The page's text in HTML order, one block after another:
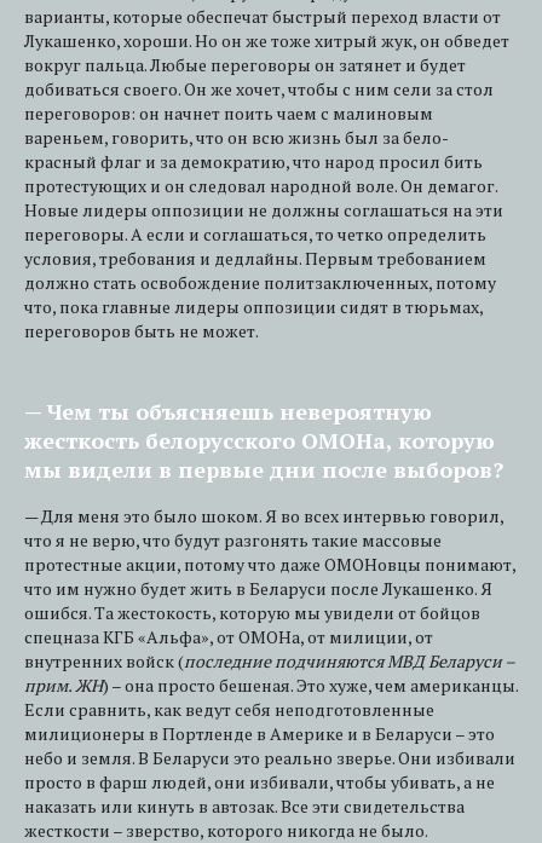
варианты, которые обеспечат быстрый переход власти от
Лукашенко, хороши. Но он же тоже хитрый жук, он обведет
вокруг пальца. Любые переговоры он затянет и будет
добиваться своего. Он же хочет, чтобы с ним сели за стол
переговоров: он начнет поить чаем с малиновым
вареньем, говорить, что он всю жизнь был за бело-
красный флаг и за демократию, что народ просил бить
протестующих и он следовал народной воле. Он демагог.
Новые лидеры оппозиции не должны соглашаться на эти
переговоры. А если и соглашаться, то четко определить
условия, требования и дедлайны. Первым требованием
должно стать освобождение политзаключенных, потому
что, пока главные лидеры оппозиции сидят в тюрьмах,
переговоров быть не может.
— Чем ты объясняешь невероятную
жесткость белорусского ОМОНа, которую
мы видели в первые дни после выборов?
— Для меня это было шоком. Я во всех интервью говорил,
что я не верю, что будут разгонять такие массовые
протестные акции, потому что даже ОМОНовцы понимают,
что им нужно будет жить в Беларуси после Лукашенко. Я
ошибся. Та жестокость, которую мы увидели от бойцов
спецназа КГБ «Альфа», от ОМОНа, от милиции, от
внутренних войск (последние подчиняются МВД Беларуси –
прим. ЖН) – она просто бешеная. Это хуже, чем американцы.
Если сравнить, как ведут себя неподготовленные
милиционеры в Портленде в Америке и в Беларуси – это
небо и земля. В Беларуси это реально зверье. Они избивали
просто в фарш людей, они избивали, чтобы убивать, а не
наказать или кинуть в автозак. Все эти свидетельства
жесткости – зверство, которого никогда не было.